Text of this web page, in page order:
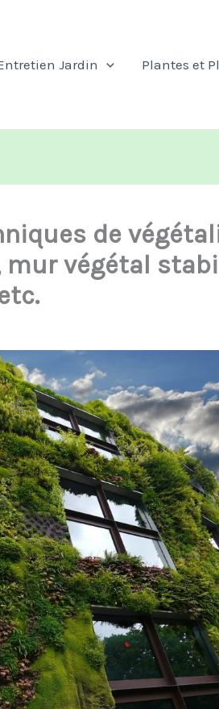
Jardin Plantes et
de
mur végétal